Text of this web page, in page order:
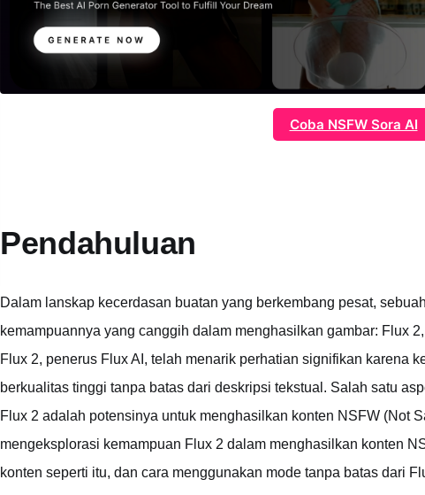
Coba NSFW Sora AI
Pendahuluan
Dalam lanskap kecerdasan buatan yang berkembang pesat,
kemampuannya yang canggih dalam menghasilkan gambar: Flux
Flux 2, penerus Flux AI, telah menarik perhatian signifikan karena
berkualitas tinggi tanpa batas dari deskripsi tekstual. Salah satu
Flux 2 adalah potensinya untuk menghasilkan konten NSFW (Not
mengeksplorasi kemampuan Flux 2 dalam menghasilkan konten
konten seperti itu, dan cara menggunakan mode tanpa batas dari